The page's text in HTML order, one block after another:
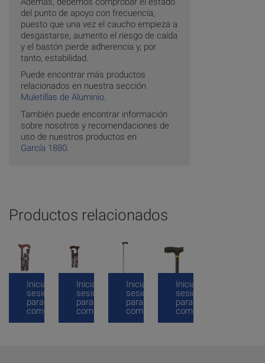
del punto de apoyo con frecuencia,
puesto que una vez el caucho empieza a
desgastarse, aumento el riesgo de caída
y el bastón pierde adherencia y, por
tanto, estabilidad.
Puede encontrar más productos
relacionados en nuestra sección
Muletillas de Aluminio.
También puede encontrar información
sobre nosotros y recomendaciones de
uso de nuestros productos en
García 1880
Productos relacionados
Inicia
sesión
para
comprar
Inicia
sesión
para
comprar
Inicia
sesión
para
comprar
Inicia
sesión
para
comprar